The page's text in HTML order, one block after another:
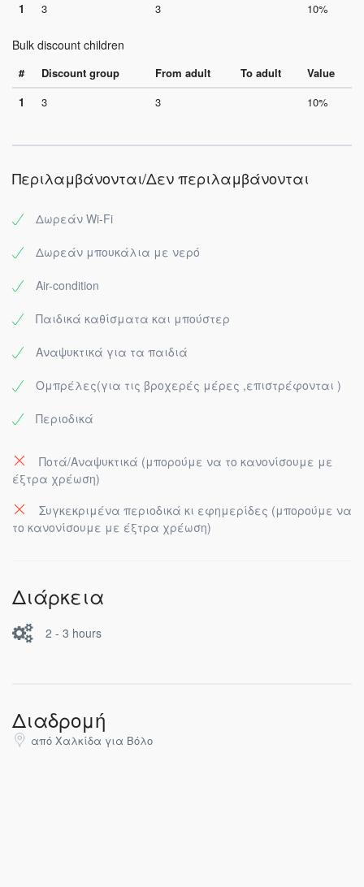
1
3 3 10%
Bulk discount children
# Discount group From adult To adult
Value
1
3 3 10%
Περιλαμβάνονται/Δεν περιλαμβάνονται
Δωρεάν Wi-Fi
Δωρεάν μπουκάλια με νερό
Air-condition
Παιδικά καθίσματα και μπούστερ
Αναψυκτικά για τα παιδιά
Ομπρέλες(για τις βροχερές μέρες ,επιστρέφονται )
Περιοδικά
Ποτά/Αναψυκτικά (μπορούμε να το κανονίσουμε με
έξτρα χρέωση)
Συγκεκριμένα περιοδικά κι εφημερίδες (μπορούμε να
το κανονίσουμε με έξτρα χρέωση)
Διάρκεια
2 - 3 hours
Διαδρομή
από Χαλκίδα για Βόλο